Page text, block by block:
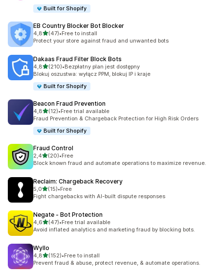
Built for Shopify
EB Country Blocker Bot Blocker
4,8na 5 gwiazdek
(47)
Łączna liczba recenzji: 47
•Free to install
Protect your store against fraud and unwanted bots
Dakaas Fraud Filter Block Bots
4,8na 5 gwiazdek
(210)
Łączna liczba recenzji: 210
•Bezpłatny plan jest dostępny
Blokuj oszustwa: wyłącz PPM, blokuj IP i kraje
Built for Shopify
Beacon Fraud Prevention
4,8na 5 gwiazdek
(12)
Łączna liczba recenzji: 12
•Free trial available
Fraud Prevention & Chargeback Protection for High Risk Orders
Built for Shopify
Fraud Control
2,4na 5 gwiazdek
(20)
Łączna liczba recenzji: 20
•Free
Block known fraud and automate operations to maximize revenue.
Reclaim: Chargeback Recovery
5,0na 5 gwiazdek
(15)
Łączna liczba recenzji: 15
•Free
Fight chargebacks with AI-built dispute responses
Negate ‑ Bot Protection
4,6na 5 gwiazdek
(47)
Łączna liczba recenzji: 47
•Free trial available
Avoid inflated analytics and marketing fraud by blocking bots.
Wyllo
4,8na 5 gwiazdek
(152)
Łączna liczba recenzji: 152
•Free to install
Prevent fraud & abuse, protect revenue, & automate operations.